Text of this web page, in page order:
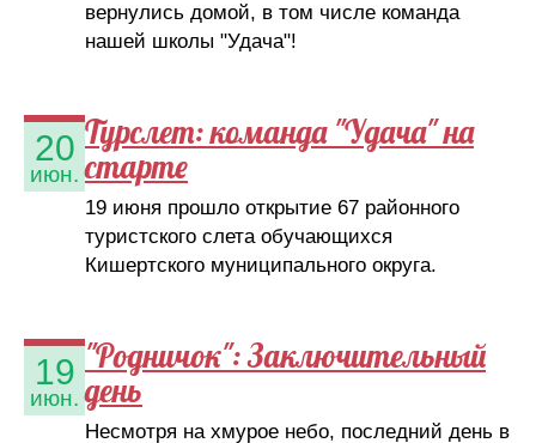
вернулись домой, в том числе команда
нашей школы "Удача"!
20
июн.
Турслет: команда "Удача" на
старте
19 июня прошло открытие 67 районного
туристского слета обучающихся
Кишертского муниципального округа.
19
июн.
"Родничок": Заключительный
день
Несмотря на хмурое небо, последний день в